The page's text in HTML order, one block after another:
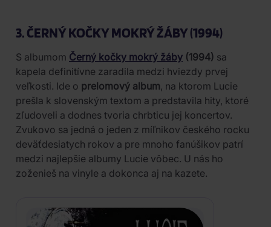
3. ČERNÝ KOČKY MOKRÝ ŽÁBY (1994)
S albumom Černý kočky mokrý žáby (1994) sa
kapela definitívne zaradila medzi hviezdy prvej
veľkosti. Ide o prelomový album, na ktorom Lucie
prešla k slovenským textom a predstavila hity, ktoré
zľudoveli a dodnes tvoria chrbticu jej koncertov.
Zvukovo sa jedná o jeden z míľnikov českého rocku
deväťdesiatych rokov a pre mnoho fanúšikov patrí
medzi najlepšie albumy Lucie vôbec. U nás ho
zoženieš na vinyle a dokonca aj na kazete.